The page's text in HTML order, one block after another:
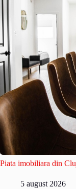
Piata imobiliara din
5 august 2026